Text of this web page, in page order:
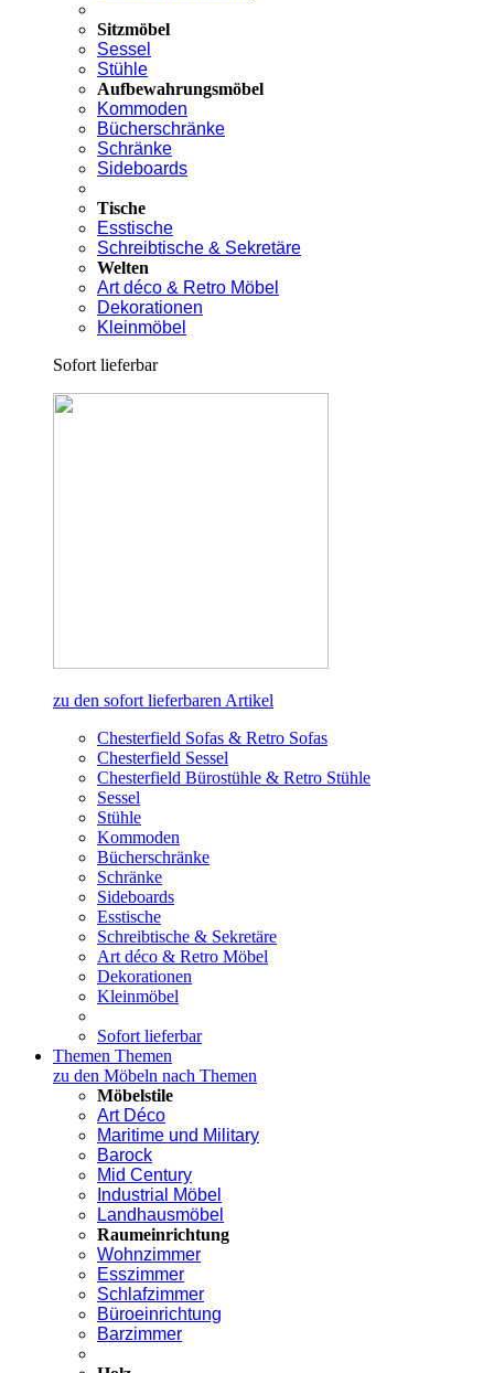
Sitzmöbel
Sessel
Stühle
Aufbewahrungsmöbel
Kommoden
Bücherschränke
Schränke
Sideboards
Tische
Esstische
Schreibtische & Sekretäre
Welten
Art déco & Retro Möbel
Dekorationen
Kleinmöbel
Sofort lieferbar
zu den sofort lieferbaren Artikel
Chesterfield Sofas & Retro Sofas
Chesterfield Sessel
Chesterfield Bürostühle & Retro Stühle
Sessel
Stühle
Kommoden
Bücherschränke
Schränke
Sideboards
Esstische
Schreibtische & Sekretäre
Art déco & Retro Möbel
Dekorationen
Kleinmöbel
Sofort lieferbar
Themen Themen
zu den Möbeln nach Themen
Möbelstile
Art Déco
Maritime und Military
Barock
Mid Century
Industrial Möbel
Landhausmöbel
Raumeinrichtung
Wohnzimmer
Esszimmer
Schlafzimmer
Büroeinrichtung
Barzimmer